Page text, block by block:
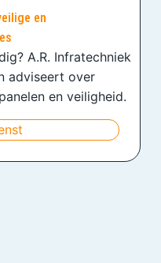
en
A.R. Infratechniek
adviseert over
en veiligheid.